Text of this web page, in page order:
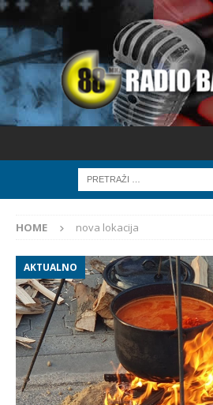
HOME nova lokacija
AKTUALNO